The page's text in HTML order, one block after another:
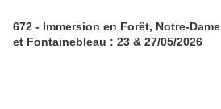
672 - Immersion en Forêt, Notre-Dame
et Fontainebleau : 23 & 27/05/2026